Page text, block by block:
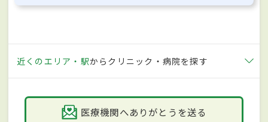
近くのエリア・駅からクリニック・病院を探す
医療機関へありがとうを送る